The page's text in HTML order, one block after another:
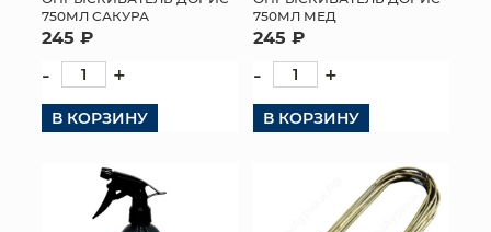
750МЛ САКУРА
245 ₽
- +
В КОРЗИНУ
750МЛ МЕД
245 ₽
- +
В КОРЗИНУ